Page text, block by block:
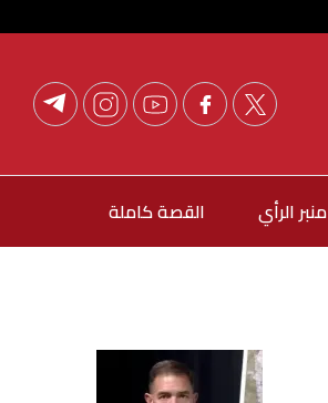
منبر الرأي القصة كاملة